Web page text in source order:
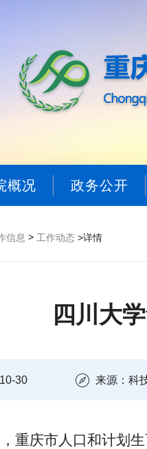
概况 政务公开
信息 > 工作动态 >详情
四川大
30 来源：科
重庆市人口和计划